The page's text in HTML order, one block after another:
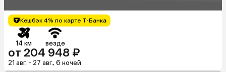
Кешбэк 4% по карте Т-Банка
14 км везде
от 204 948 ₽
21 авг. - 27 авг., 6 ночей